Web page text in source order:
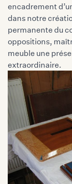
encadrement
dans notre
permanente du
oppositions,
meuble une
extraordinaire.